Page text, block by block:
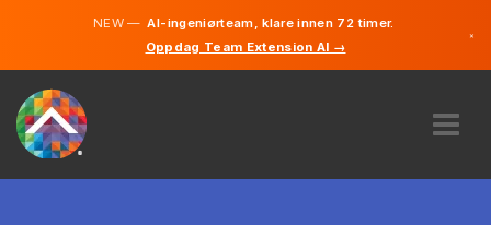
NEW —AI-ingeniørteam, klare innen 72 timer.
Oppdag Team Extension AI →
×